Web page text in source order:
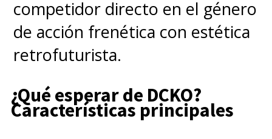
competidor directo en el género
de acción frenética con estética
retrofuturista.
¿Qué esperar de DCKO?
Características principales